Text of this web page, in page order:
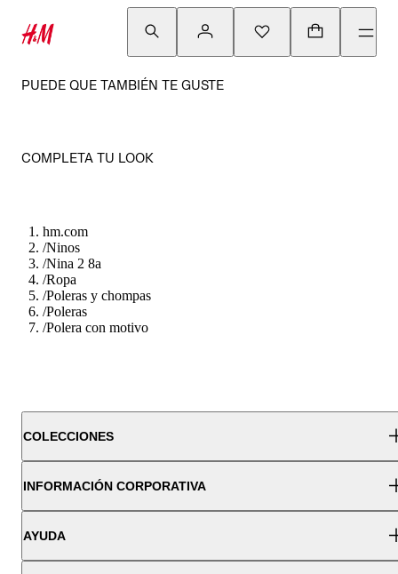
PUEDE QUE TAMBIÉN TE GUSTE
COMPLETA TU LOOK
hm.com
/Ninos
/Nina 2 8a
/Ropa
/Poleras y chompas
/Poleras
/Polera con motivo
COLECCIONES
INFORMACIÓN CORPORATIVA
AYUDA